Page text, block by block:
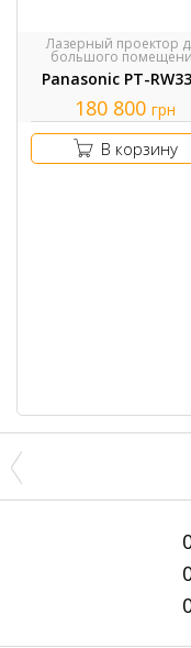
Лазерный проектор
большого
Panasonic PT-
180 800 грн
В корзину